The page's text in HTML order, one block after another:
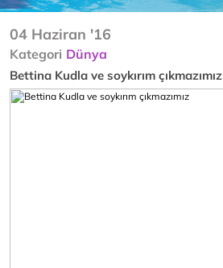
04 Haziran '16
Kategori Dünya
Bettina Kudla ve soykırım çıkmazımız